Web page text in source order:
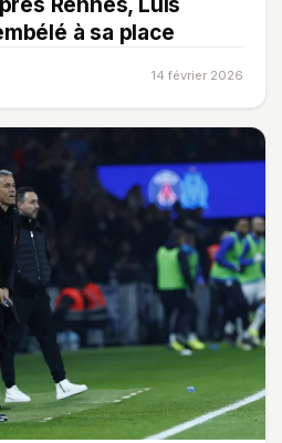
à sa place
14 février 2026